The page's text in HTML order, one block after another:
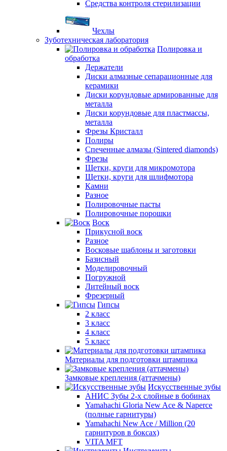
Средства контроля стерилизации
Чехлы
Зуботехническая лаборатория
Полировка и
обработка
Держатели
Диски алмазные сепарационные для
керамики
Диски корундовые армированные для
металла
Диски корундовые для пластмассы,
металла
Фрезы Кристалл
Полиры
Спеченные алмазы (Sintered diamonds)
Фрезы
Щетки, круги для микромотора
Щетки, круги для шлифмотора
Камни
Разное
Полировочные пасты
Полировочные порошки
Воск
Прикусной воск
Разное
Восковые шаблоны и заготовки
Базисный
Моделировочный
Погружной
Литейный воск
Фрезерный
Гипсы
2 класс
3 класс
4 класс
5 класс
Материалы для подготовки штампика
Замковые крепления (аттачмены)
Искусственные зубы
АНИС Зубы 2-х слойные в бобинах
Yamahachi Gloria New Ace & Naperce
(полные гарнитуры)
Yamahachi New Ace / Million (20
гарнитуров в боксах)
VITA MFT